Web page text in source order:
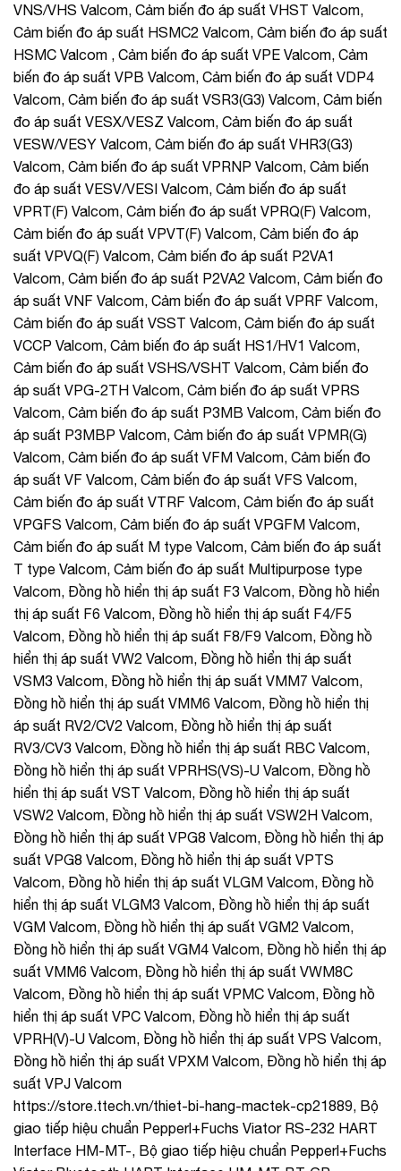
VNS/VHS Valcom, Cảm biến đo áp suất VHST Valcom,
Cảm biến đo áp suất HSMC2 Valcom, Cảm biến đo áp suất
HSMC Valcom , Cảm biến đo áp suất VPE Valcom, Cảm
biến đo áp suất VPB Valcom, Cảm biến đo áp suất VDP4
Valcom, Cảm biến đo áp suất VSR3(G3) Valcom, Cảm biến
đo áp suất VESX/VESZ Valcom, Cảm biến đo áp suất
VESW/VESY Valcom, Cảm biến đo áp suất VHR3(G3)
Valcom, Cảm biến đo áp suất VPRNP Valcom, Cảm biến
đo áp suất VESV/VESI Valcom, Cảm biến đo áp suất
VPRT(F) Valcom, Cảm biến đo áp suất VPRQ(F) Valcom,
Cảm biến đo áp suất VPVT(F) Valcom, Cảm biến đo áp
suất VPVQ(F) Valcom, Cảm biến đo áp suất P2VA1
Valcom, Cảm biến đo áp suất P2VA2 Valcom, Cảm biến đo
áp suất VNF Valcom, Cảm biến đo áp suất VPRF Valcom,
Cảm biến đo áp suất VSST Valcom, Cảm biến đo áp suất
VCCP Valcom, Cảm biến đo áp suất HS1/HV1 Valcom,
Cảm biến đo áp suất VSHS/VSHT Valcom, Cảm biến đo
áp suất VPG-2TH Valcom, Cảm biến đo áp suất VPRS
Valcom, Cảm biến đo áp suất P3MB Valcom, Cảm biến đo
áp suất P3MBP Valcom, Cảm biến đo áp suất VPMR(G)
Valcom, Cảm biến đo áp suất VFM Valcom, Cảm biến đo
áp suất VF Valcom, Cảm biến đo áp suất VFS Valcom,
Cảm biến đo áp suất VTRF Valcom, Cảm biến đo áp suất
VPGFS Valcom, Cảm biến đo áp suất VPGFM Valcom,
Cảm biến đo áp suất M type Valcom, Cảm biến đo áp suất
T type Valcom, Cảm biến đo áp suất Multipurpose type
Valcom, Đồng hồ hiển thị áp suất F3 Valcom, Đồng hồ hiển
thị áp suất F6 Valcom, Đồng hồ hiển thị áp suất F4/F5
Valcom, Đồng hồ hiển thị áp suất F8/F9 Valcom, Đồng hồ
hiển thị áp suất VW2 Valcom, Đồng hồ hiển thị áp suất
VSM3 Valcom, Đồng hồ hiển thị áp suất VMM7 Valcom,
Đồng hồ hiển thị áp suất VMM6 Valcom, Đồng hồ hiển thị
áp suất RV2/CV2 Valcom, Đồng hồ hiển thị áp suất
RV3/CV3 Valcom, Đồng hồ hiển thị áp suất RBC Valcom,
Đồng hồ hiển thị áp suất VPRHS(VS)-U Valcom, Đồng hồ
hiển thị áp suất VST Valcom, Đồng hồ hiển thị áp suất
VSW2 Valcom, Đồng hồ hiển thị áp suất VSW2H Valcom,
Đồng hồ hiển thị áp suất VPG8 Valcom, Đồng hồ hiển thị áp
suất VPG8 Valcom, Đồng hồ hiển thị áp suất VPTS
Valcom, Đồng hồ hiển thị áp suất VLGM Valcom, Đồng hồ
hiển thị áp suất VLGM3 Valcom, Đồng hồ hiển thị áp suất
VGM Valcom, Đồng hồ hiển thị áp suất VGM2 Valcom,
Đồng hồ hiển thị áp suất VGM4 Valcom, Đồng hồ hiển thị áp
suất VMM6 Valcom, Đồng hồ hiển thị áp suất VWM8C
Valcom, Đồng hồ hiển thị áp suất VPMC Valcom, Đồng hồ
hiển thị áp suất VPC Valcom, Đồng hồ hiển thị áp suất
VPRH(V)-U Valcom, Đồng hồ hiển thị áp suất VPS Valcom,
Đồng hồ hiển thị áp suất VPXM Valcom, Đồng hồ hiển thị áp
suất VPJ Valcom
https://store.ttech.vn/thiet-bi-hang-mactek-cp21889, Bộ
giao tiếp hiệu chuẩn Pepperl+Fuchs Viator RS-232 HART
Interface HM-MT-, Bộ giao tiếp hiệu chuẩn Pepperl+Fuchs